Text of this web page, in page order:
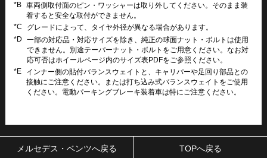
*B 車両側取付面のピン・ワッシャーは取り外してください。そのまま装
着すると安全な取付ができません。
*C
グレードによって、タイヤ外径が異なる場合があります。
*D
一部の対応品・対応サイズを除き、純正の球面ナット・ボルトは使用
できません。別途テーパーナット・ボルトをご用意ください。なお対
応可否はホイールページ内のサイズ表PDFをご参照ください。
*E
インナー側の貼付バランスウェイトと、キャリパーや足回り部品との
接触にご注意ください。または打ち込み式バランスウェイトをご使用
ください。電動パーキングブレーキ装着車は特にご注意ください。
メルセデス・ベンツへ戻る TOPへ戻る